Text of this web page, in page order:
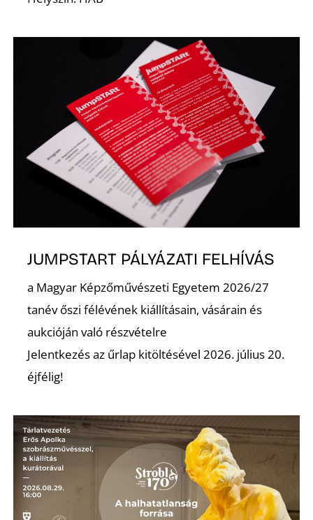
JUMPSTART PÁLYÁZATI FELHÍVÁS
a Magyar Képzőművészeti Egyetem 2026/27
tanév őszi félévének kiállításain, vásárain és
aukcióján való részvételre
Jelentkezés az űrlap kitöltésével 2026. július 20.
éjfélig!